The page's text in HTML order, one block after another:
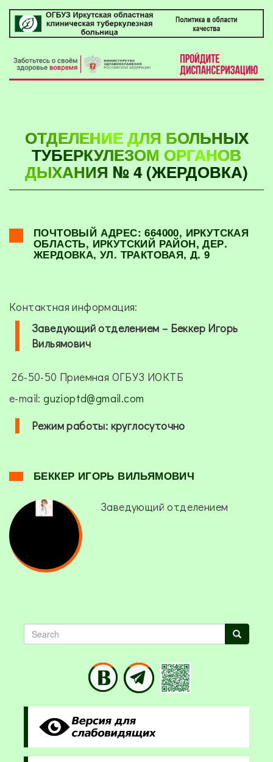
ОТДЕЛЕНИЕ ДЛЯ БОЛЬНЫХ
ТУБЕРКУЛЕЗОМ ОРГАНОВ
ДЫХАНИЯ № 4 (ЖЕРДОВКА)
ПОЧТОВЫЙ АДРЕС: 664000, ИРКУТСКАЯ
ОБЛАСТЬ, ИРКУТСКИЙ РАЙОН, ДЕР.
ЖЕРДОВКА, УЛ. ТРАКТОВАЯ, Д. 9
Контактная информация:
Заведующий отделением – Беккер Игорь
Вильямович
26-50-50 Приемная ОГБУЗ ИОКТБ
e-mail:guzioptd@gmail.com
Режим работы: круглосуточно
БЕККЕР ИГОРЬ ВИЛЬЯМОВИЧ
Заведующий отделением
Search Search